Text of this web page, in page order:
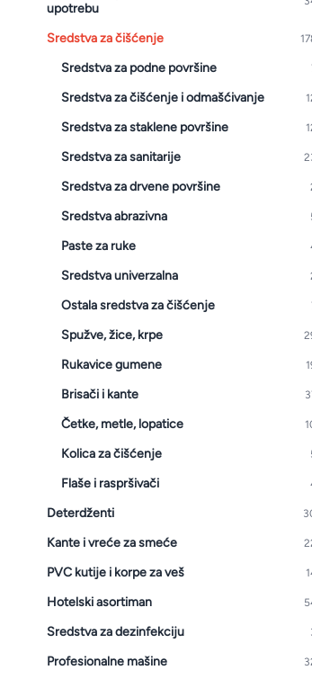
PVC kutije i korpe za
Sredstva za dezinfekciju
Profesionalne mašine
upotrebu
Sredstva za čišćenje
Sredstva za podne površine
Sredstva za čišćenje i odmašćivanje
Sredstva za staklene površine
Sredstva za sanitarije
Sredstva za drvene površine
Sredstva abrazivna
Paste za ruke
Sredstva univerzalna
Ostala sredstva za čišćenje
Spužve, žice, krpe
Rukavice gumene
Brisači i kante
Četke, metle, lopatice
Kolica za čišćenje
Flaše i raspršivači
Deterdženti
Kante i vreće za smeće
PVC kutije i korpe za veš
Hotelski asortiman
Sredstva za dezinfekciju
Profesionalne mašine